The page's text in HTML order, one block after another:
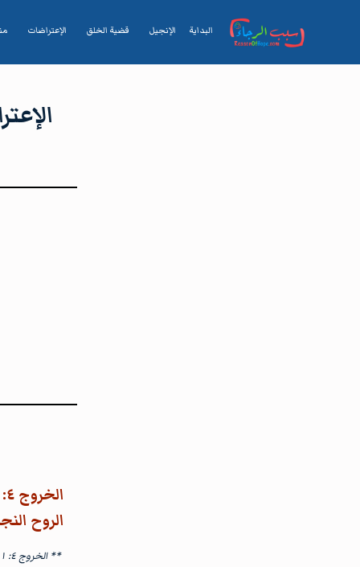
البداية الإنجيل قضية الخلق الإعتراضات
الإعتراض ١٤٠، من الذي
الروح